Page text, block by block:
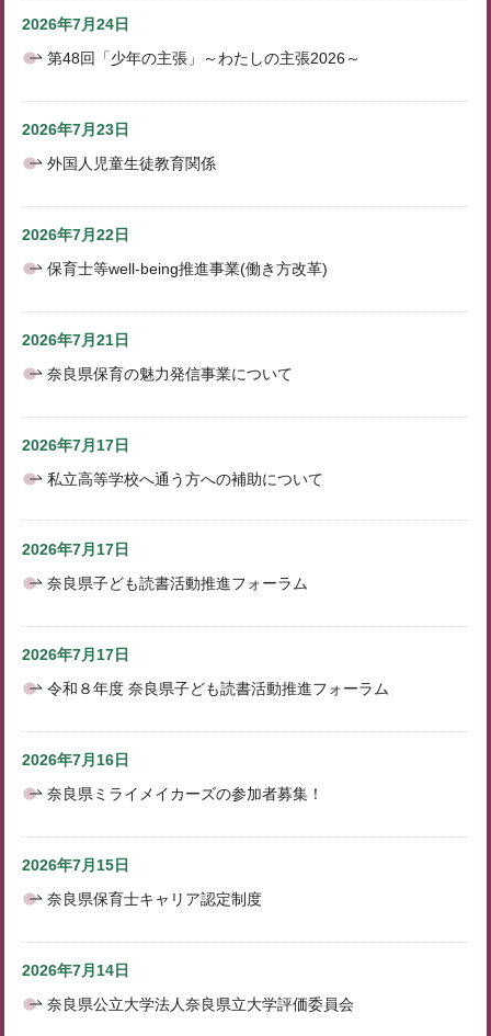
2026年7月24日
第48回「少年の主張」～わたしの主張2026～
2026年7月23日
外国人児童生徒教育関係
2026年7月22日
保育士等well-being推進事業(働き方改革)
2026年7月21日
奈良県保育の魅力発信事業について
2026年7月17日
私立高等学校へ通う方への補助について
2026年7月17日
奈良県子ども読書活動推進フォーラム
2026年7月17日
令和８年度 奈良県子ども読書活動推進フォーラム
2026年7月16日
奈良県ミライメイカーズの参加者募集！
2026年7月15日
奈良県保育士キャリア認定制度
2026年7月14日
奈良県公立大学法人奈良県立大学評価委員会